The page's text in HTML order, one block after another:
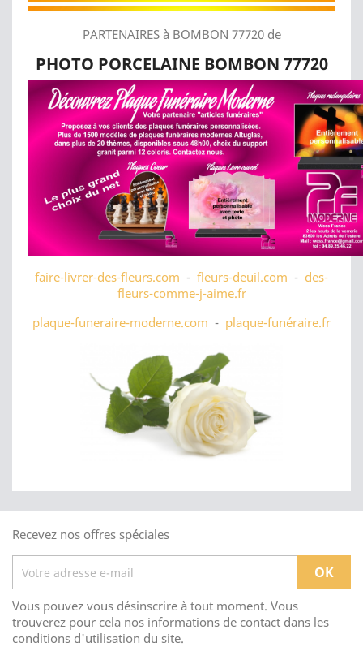
PARTENAIRES à BOMBON 77720 de
PHOTO PORCELAINE BOMBON 77720
faire-livrer-des-fleurs.com - fleurs-deuil.com - des-
fleurs-comme-j-aime.fr
plaque-funeraire-moderne.com - plaque-funéraire.fr
Recevez nos offres spéciales
Vous pouvez vous désinscrire à tout moment. Vous
trouverez pour cela nos informations de contact dans les
conditions d'utilisation du site.